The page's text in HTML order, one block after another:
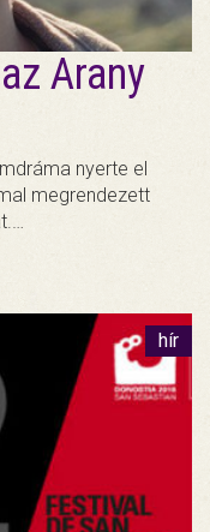
Arany
nyerte el
megrendezett
hír